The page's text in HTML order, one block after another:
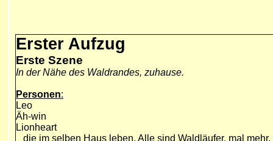
Erster Aufzug
Erste Szene
In der Nähe des Waldrandes, zuhause.
Personen:
Leo
Äh-win
Lionheart
die im selben Haus leben. Alle sind Waldläufer, mal